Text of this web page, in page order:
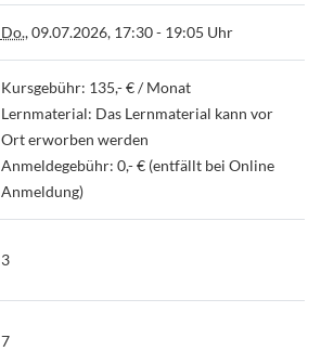
Do., 09.07.2026, 17:30 - 19:05 Uhr
Kursgebühr: 135,- € / Monat
Lernmaterial: Das Lernmaterial kann vor
Ort erworben werden
Anmeldegebühr: 0,- € (entfällt bei Online
Anmeldung)
3
7